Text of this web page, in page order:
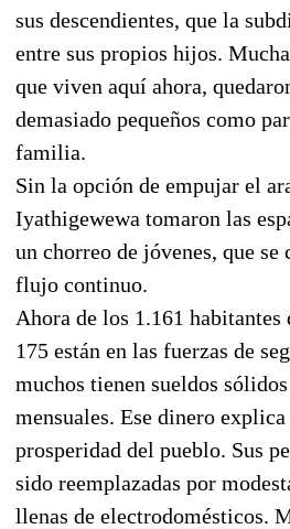
sus descendientes, que la
entre sus propios hijos.
que viven aquí ahora,
demasiado pequeños como
familia.
Sin la opción de empujar el
Iyathigewewa tomaron las
un chorreo de jóvenes, que
flujo continuo.
Ahora de los 1.161
175 están en las fuerzas de
muchos tienen sueldos
mensuales. Ese dinero
prosperidad del pueblo. Sus
sido reemplazadas por
llenas de electrodomésticos.